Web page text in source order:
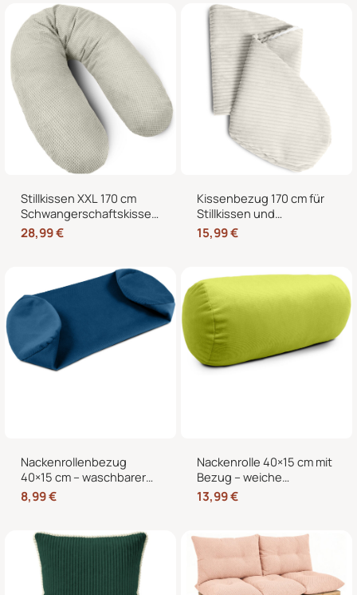
Stillkissen XXL 170 cm
Schwangerschaftskissen
Seitenschläferkissen U-
Form mit abnehmbarem
28,99€
Kissenbezug 170 cm für
Stillkissen und
Seitenschläferkissen –
weicher Ersatzbezug mit
15,99€
Nackenrollenbezug
40×15 cm – waschbarer
Ersatzbezug mit
verdecktem
Nackenrolle, Kissenrolle &
Bettrolle
8,99€
Nackenrolle 40×15 cm mit
Bezug – weiche
Kissenrolle in Samt-Optik,
Nackenstütze,
dekorative Bettrolle für
Sofa, Bett und Sessel
13,99€